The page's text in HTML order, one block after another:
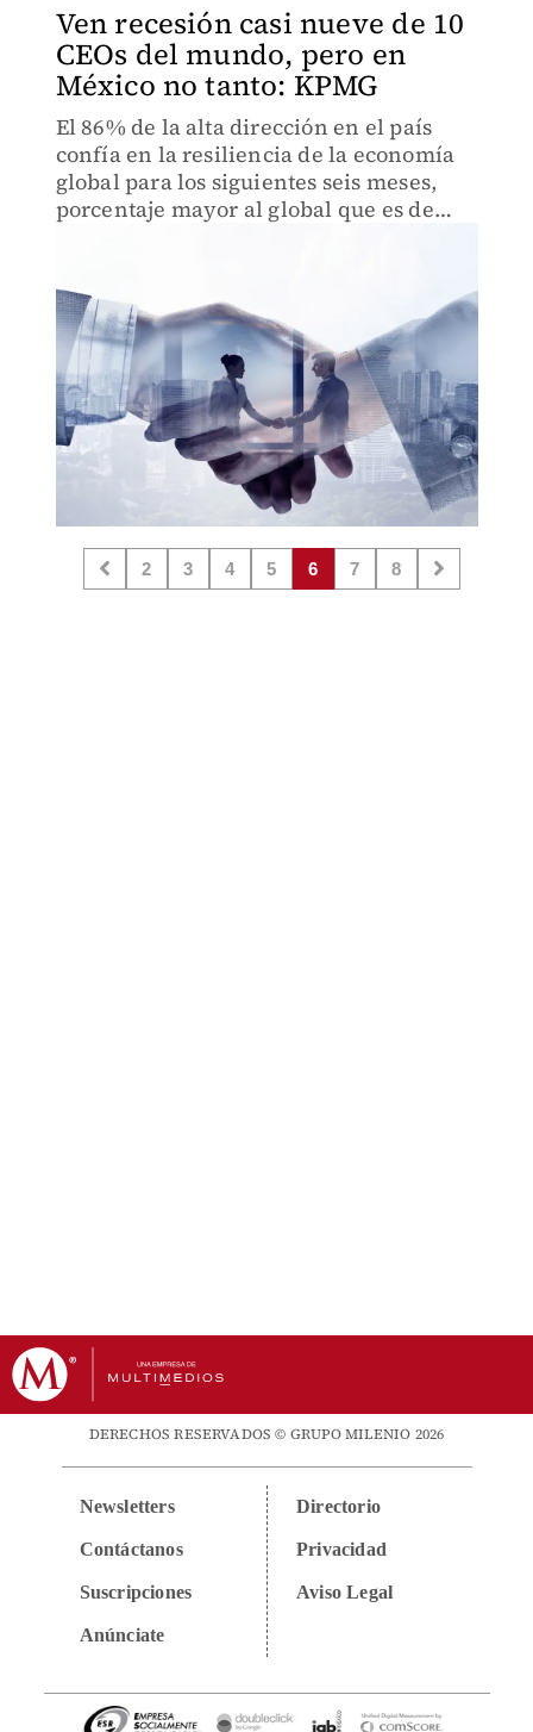
Ven recesión casi nueve de 10
CEOs del mundo, pero en
México no tanto: KPMG
El 86% de la alta dirección en el país
confía en la resiliencia de la economía
global para los siguientes seis meses,
porcentaje mayor al global que es de
2 3 4 5 6 7 8
DERECHOS RESERVADOS © GRUPO MILENIO 2026
Newsletters
Contáctanos
Suscripciones
Anúnciate
Directorio
Privacidad
Aviso Legal